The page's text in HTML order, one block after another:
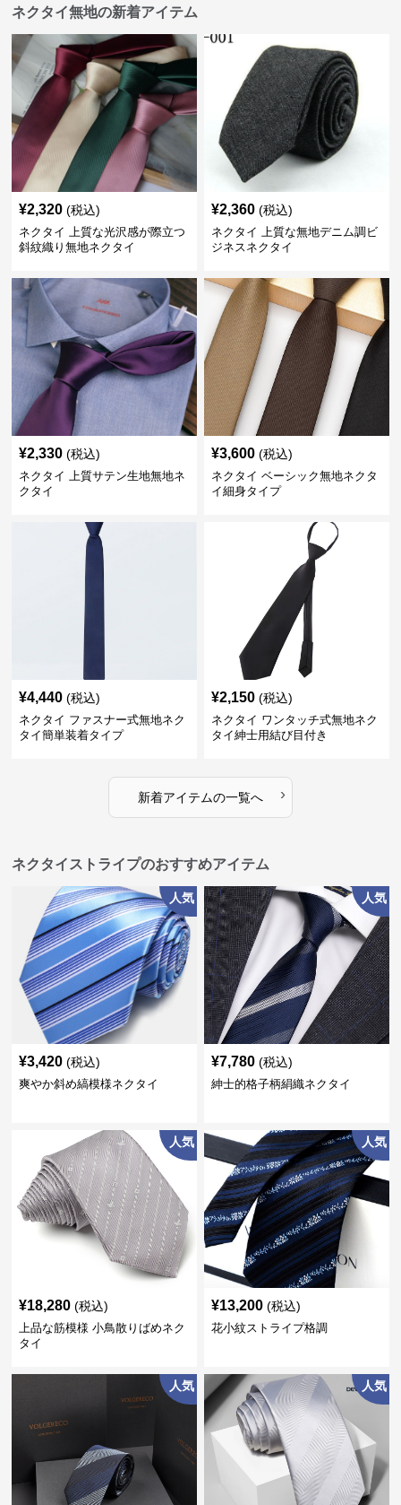
ネクタイ無地の新着アイテム
¥2,320 (税込)
ネクタイ 上質な光沢感が際立つ
斜紋織り無地ネクタイ
¥2,360 (税込)
ネクタイ 上質な無地デニム調ビ
ジネスネクタイ
¥2,330 (税込)
ネクタイ 上質サテン生地無地ネ
クタイ
¥3,600 (税込)
ネクタイ ベーシック無地ネクタ
イ細身タイプ
¥4,440 (税込)
ネクタイ ファスナー式無地ネク
タイ簡単装着タイプ
¥2,150 (税込)
ネクタイ ワンタッチ式無地ネク
タイ紳士用結び目付き
新着アイテムの一覧へ ›
ネクタイストライプのおすすめアイテム
人気
¥3,420 (税込)
爽やか斜め縞模様ネクタイ
人気
¥7,780 (税込)
紳士的格子柄絹織ネクタイ
人気
¥18,280 (税込)
上品な筋模様 小鳥散りばめネク
タイ
人気
¥13,200 (税込)
花小紋ストライプ格調
人気 人気